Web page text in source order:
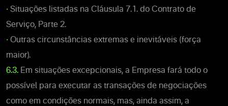
• Situações listadas na Cláusula 7.1. do Contrato de
Serviço, Parte 2.
• Outras circunstâncias extremas e inevitáveis (força
maior).
6.3. Em situações excepcionais, a Empresa fará todo o
possível para executar as transações de negociações
como em condições normais, mas, ainda assim, a